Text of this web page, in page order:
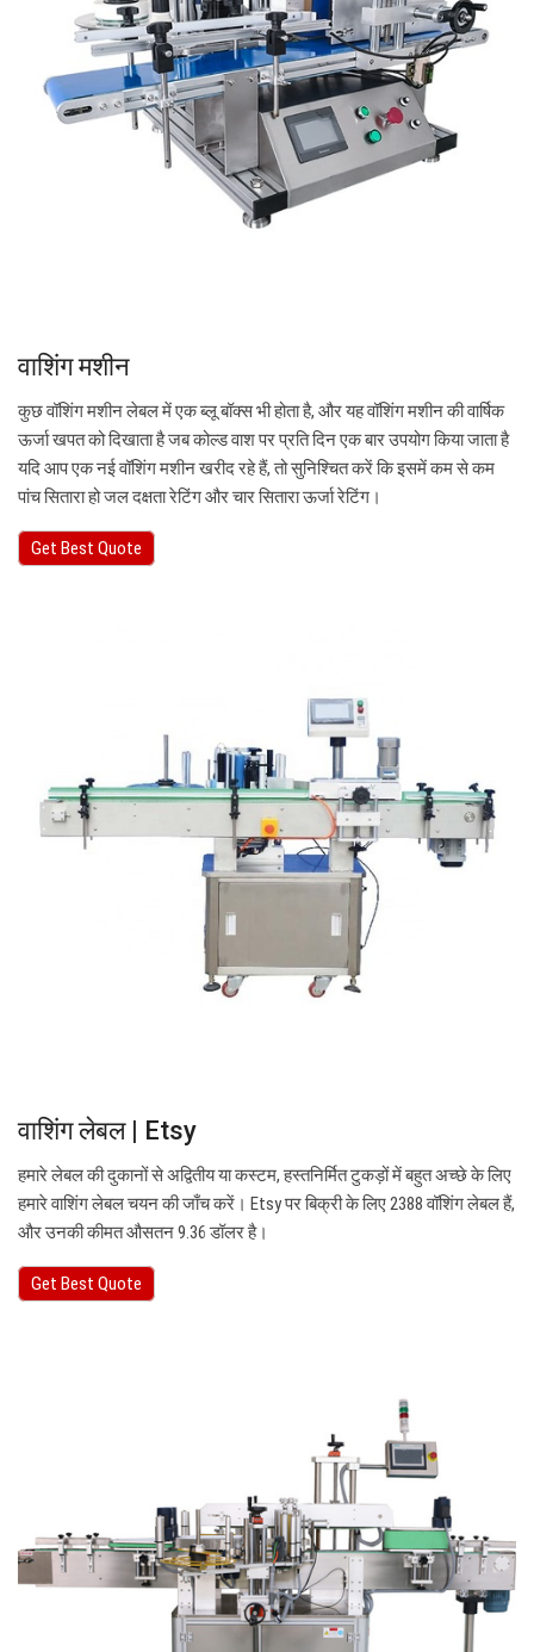
वाशिंग मशीन
कुछ वॉशिंग मशीन लेबल में एक ब्लू बॉक्स भी होता है, और यह वॉशिंग मशीन की वार्षिक
ऊर्जा खपत को दिखाता है जब कोल्ड वाश पर प्रति दिन एक बार उपयोग किया जाता है
यदि आप एक नई वॉशिंग मशीन खरीद रहे हैं, तो सुनिश्चित करें कि इसमें कम से कम
पांच सितारा हो जल दक्षता रेटिंग और चार सितारा ऊर्जा रेटिंग।
Get Best Quote
वाशिंग लेबल | Etsy
हमारे लेबल की दुकानों से अद्वितीय या कस्टम, हस्तनिर्मित टुकड़ों में बहुत अच्छे के लिए
हमारे वाशिंग लेबल चयन की जाँच करें। Etsy पर बिक्री के लिए 2388 वॉशिंग लेबल हैं,
और उनकी कीमत औसतन 9.36 डॉलर है।
Get Best Quote